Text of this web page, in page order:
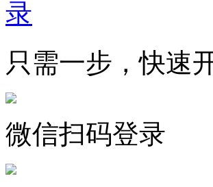
只需一步，快速
微信扫码登录